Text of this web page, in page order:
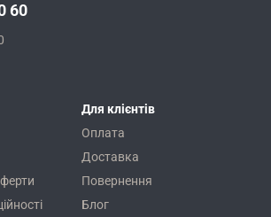
60
Для клієнтів
Оплата
Доставка
Повернення
Блог